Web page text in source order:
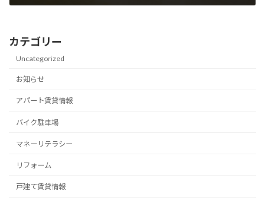
カテゴリー
Uncategorized
お知らせ
アパート賃貸情報
バイク駐車場
マネーリテラシー
リフォーム
戸建て賃貸情報